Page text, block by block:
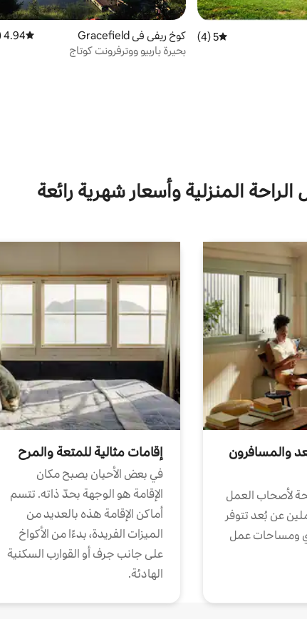
متوسط التقييم 5 من 5، 4 مراجعات
5 (4)
كوخ ريفي في Gracefield متوسط التقييم
4.94 (18)
بحيرة باربيو ووترفرونت كوتاج
الراحة المنزلية وأسعار شهرية رائعة
والمسافرون
لأصحاب العمل
عن بُعد تتوفر
ومساحات عمل
إقامات مثالية للمتعة والمرح
في بعض الأحيان يصبح مكان
الإقامة هو الوجهة بحدّ ذاته. تتسم
أماكن الإقامة هذه بالعديد من
الميزات الفريدة، بدءًا من الأكواخ
على جانب جرف أو القوارب السكنية
الهادئة.